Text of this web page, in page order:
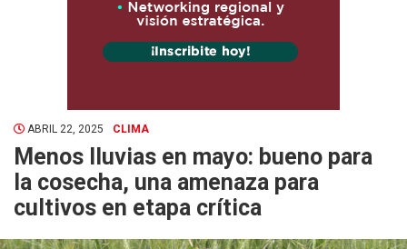
ABRIL 22, 2025 CLIMA
Menos lluvias en mayo: bueno para
la cosecha, una amenaza para
cultivos en etapa crítica